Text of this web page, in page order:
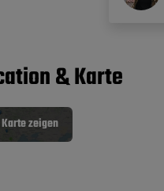
& Karte
zeigen